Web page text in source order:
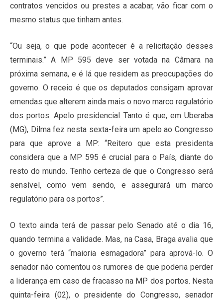
contratos vencidos ou prestes a acabar, vão ficar com o
mesmo status que tinham antes.
“Ou seja, o que pode acontecer é a relicitação desses
terminais.” A MP 595 deve ser votada na Câmara na
próxima semana, e é lá que residem as preocupações do
governo. O receio é que os deputados consigam aprovar
emendas que alterem ainda mais o novo marco regulatório
dos portos. Apelo presidencial Tanto é que, em Uberaba
(MG), Dilma fez nesta sexta-feira um apelo ao Congresso
para que aprove a MP: “Reitero que esta presidenta
considera que a MP 595 é crucial para o País, diante do
resto do mundo. Tenho certeza de que o Congresso será
sensível, como vem sendo, e assegurará um marco
regulatório para os portos”.
O texto ainda terá de passar pelo Senado até o dia 16,
quando termina a validade. Mas, na Casa, Braga avalia que
o governo terá “maioria esmagadora” para aprová-lo. O
senador não comentou os rumores de que poderia perder
a liderança em caso de fracasso na MP dos portos. Nesta
quinta-feira (02), o presidente do Congresso, senador